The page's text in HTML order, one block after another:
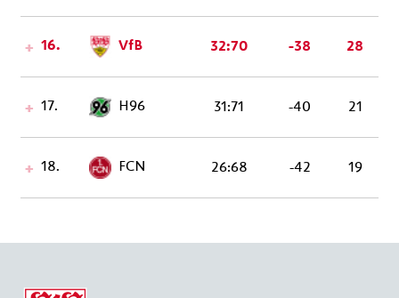
16. VfB 32:70 -38 28
17. H96 31:71 -40 21
18. FCN 26:68 -42 19